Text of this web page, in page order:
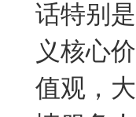
话特别
义核心
值观，